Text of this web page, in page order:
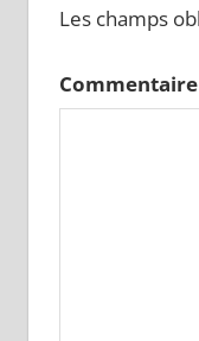
Les champs
Commentaire